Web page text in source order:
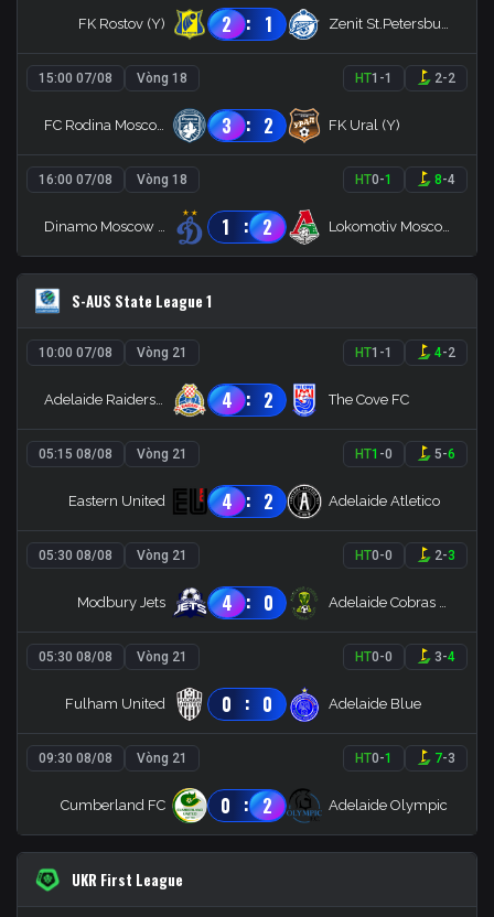
FK Rostov (Y) 2 : 1 Zenit St.Petersburg (Y)
15:00 07/08 Vòng 18 HT1 -1 2-2
FC Rodina Moscow Youth 3 : 2 FK Ural (Y)
16:00 07/08 Vòng 18 HT0-1 8-4
Dinamo Moscow (Y) 1 : 2 Lokomotiv Moscow (Y)
S-AUS State League 1
10:00 07/08 Vòng 21 HT1 -1 4-2
Adelaide Raiders SC 4 : 2 The Cove FC
05:15 08/08 Vòng 21 HT1 -0 5-6
Eastern United 4 : 2 Adelaide Atletico
05:30 08/08 Vòng 21 HT0-0 2-3
Modbury Jets 4 : 0 Adelaide Cobras FC
05:30 08/08 Vòng 21 HT0-0 3-4
Fulham United 0 : 0 Adelaide Blue
09:30 08/08 Vòng 21 HT0-1 7-3
Cumberland FC 0 : 2 Adelaide Olympic
UKR First League